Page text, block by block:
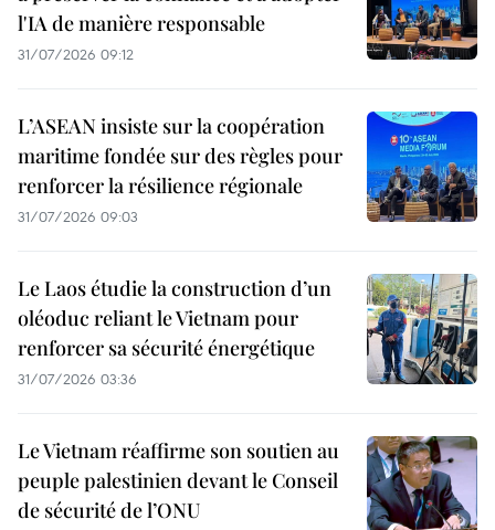
l'IA de manière responsable
31/07/2026 09:12
L’ASEAN insiste sur la coopération
maritime fondée sur des règles pour
renforcer la résilience régionale
31/07/2026 09:03
Le Laos étudie la construction d’un
oléoduc reliant le Vietnam pour
renforcer sa sécurité énergétique
31/07/2026 03:36
Le Vietnam réaffirme son soutien au
peuple palestinien devant le Conseil
de sécurité de l’ONU